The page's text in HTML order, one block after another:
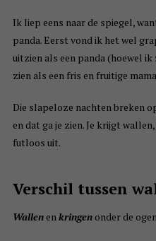
Ik liep eens naar de spiegel,
panda. Eerst vond ik het wel
uitzien als een panda (hoewel
zien als een fris en fruitige
Die slapeloze nachten breken
en dat ga je zien. Je krijgt
futloos uit.
Verschil tussen
Wallenenkringenonder de